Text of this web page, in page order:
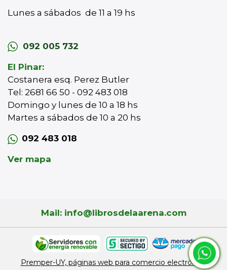
Lunes a sábados de 11 a 19 hs
092 005 732
El Pinar:
Costanera esq. Perez Butler
Tel: 2681 66 50 - 092 483 018
Domingo y lunes de 10 a 18 hs
Martes a sábados de 10 a 20 hs
092 483 018
Ver mapa
Mail: info@librosdelaarena.com
Premper-UY, páginas web para comercio electrónico